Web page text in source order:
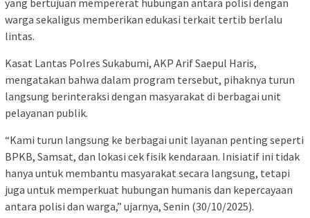
warga sekaligus memberikan edukasi terkait tertib berlalu
lintas.
Kasat Lantas Polres Sukabumi, AKP Arif Saepul Haris,
mengatakan bahwa dalam program tersebut, pihaknya turun
langsung berinteraksi dengan masyarakat di berbagai unit
pelayanan publik.
“Kami turun langsung ke berbagai unit layanan penting seperti
BPKB, Samsat, dan lokasi cek fisik kendaraan. Inisiatif ini tidak
hanya untuk membantu masyarakat secara langsung, tetapi
juga untuk memperkuat hubungan humanis dan kepercayaan
antara polisi dan warga,” ujarnya, Senin (30/10/2025).